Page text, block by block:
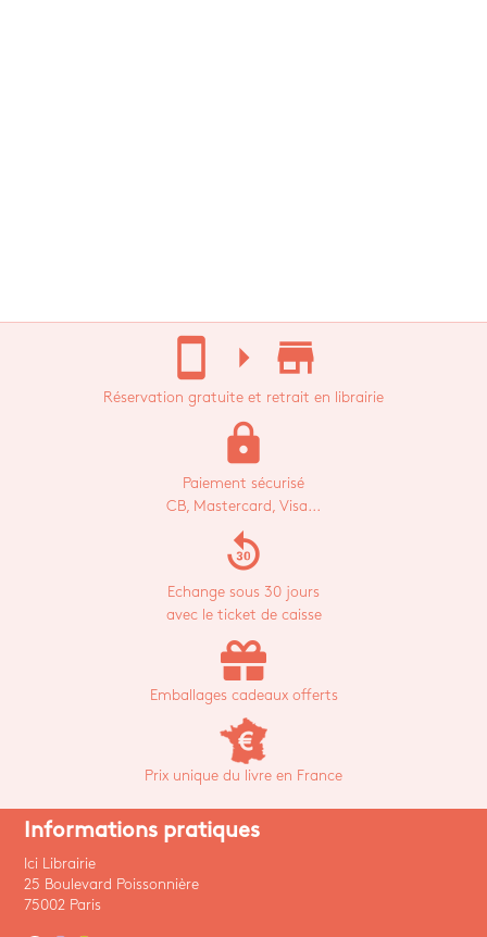
stay_current_portrait arrow_right store_mall_directory
Réservation gratuite et retrait en librairie
lock
Paiement sécurisé
CB, Mastercard, Visa...
replay_30
Echange sous 30 jours
avec le ticket de caisse
Emballages cadeaux offerts
Prix unique du livre en France
Informations pratiques
Ici Librairie
25 Boulevard Poissonnière
75002 Paris